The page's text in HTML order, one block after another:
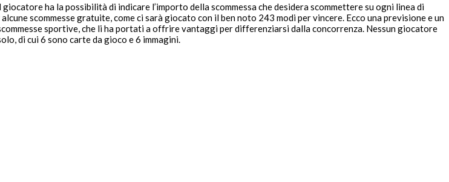
ha la possibilità di indicare l’importo della scommessa che desidera scommettere su ogni linea di
scommesse gratuite, come ci sarà giocato con il ben noto 243 modi per vincere. Ecco una previsione e un
sportive, che li ha portati a offrire vantaggi per differenziarsi dalla concorrenza. Nessun giocatore
di cui 6 sono carte da gioco e 6 immagini.